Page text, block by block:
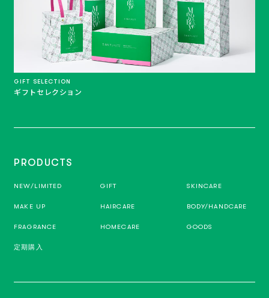
GIFT SELECTION
ギフトセレクション
PRODUCTS
NEW/LIMITED GIFT SKINCARE
MAKE UP HAIRCARE BODY/HANDCARE
FRAGRANCE HOMECARE GOODS
定期購入